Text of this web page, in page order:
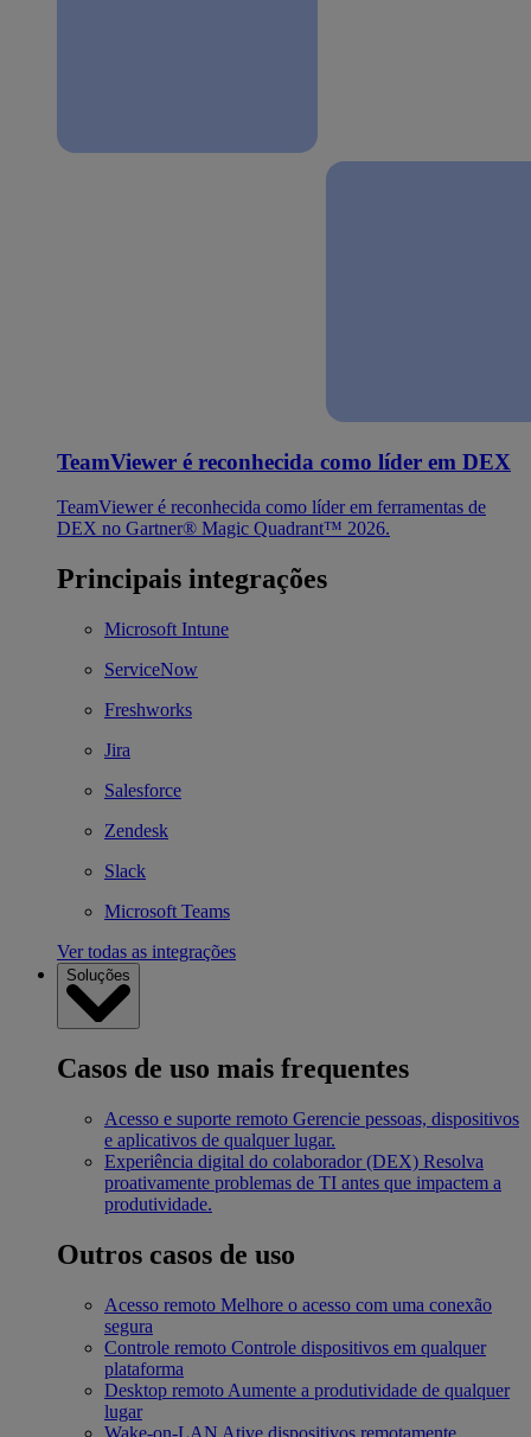
TeamViewer é reconhecida como líder em DEX
TeamViewer é reconhecida como líder em ferramentas de
DEX no Gartner® Magic Quadrant™ 2026.
Principais integrações
Microsoft Intune
ServiceNow
Freshworks
Jira
Salesforce
Zendesk
Slack
Microsoft Teams
Ver todas as integrações
Soluções
Casos de uso mais frequentes
Acesso e suporte remoto Gerencie pessoas, dispositivos
e aplicativos de qualquer lugar.
Experiência digital do colaborador (DEX) Resolva
proativamente problemas de TI antes que impactem a
produtividade.
Outros casos de uso
Acesso remoto Melhore o acesso com uma conexão
segura
Controle remoto Controle dispositivos em qualquer
plataforma
Desktop remoto Aumente a produtividade de qualquer
lugar
Wake-on-LAN Ative dispositivos remotamente